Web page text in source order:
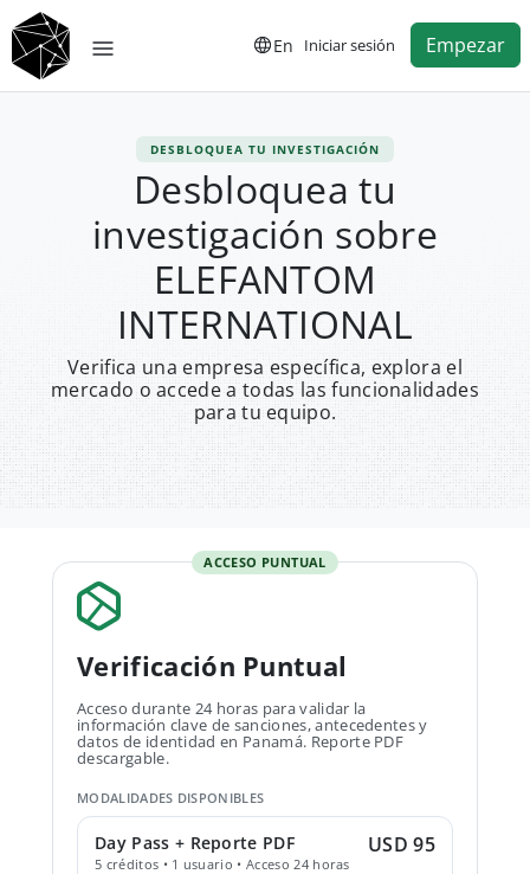
En Iniciar sesión Empezar
DESBLOQUEA TU INVESTIGACIÓN
Desbloquea tu
investigación sobre
ELEFANTOM
INTERNATIONAL
Verifica una empresa específica, explora el
mercado o accede a todas las funcionalidades
para tu equipo.
ACCESO PUNTUAL
Verificación Puntual
Acceso durante 24 horas para validar la
información clave de sanciones, antecedentes y
datos de identidad en Panamá. Reporte PDF
descargable.
MODALIDADES DISPONIBLES
Day Pass + Reporte PDF
5 créditos • 1 usuario • Acceso 24 horas
USD 95